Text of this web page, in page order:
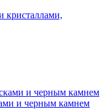
кристаллами,
и черным камнем